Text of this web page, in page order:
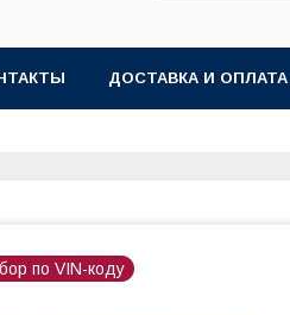
ДОСТАВКА И ОПЛАТА
по VIN-коду